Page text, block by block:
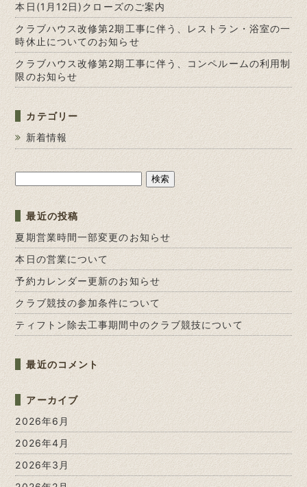
本日(1月12日)クローズのご案内
クラブハウス改修第2期工事に伴う、レストラン・浴室の一
時休止についてのお知らせ
クラブハウス改修第2期工事に伴う、コンペルームの利用制
限のお知らせ
カテゴリー
新着情報
索:
最近の投稿
夏期営業時間一部変更のお知らせ
本日の営業について
予約カレンダー更新のお知らせ
クラブ競技の参加条件について
ティフトン除去工事期間中のクラブ競技について
最近のコメント
アーカイブ
2026年6月
2026年4月
2026年3月